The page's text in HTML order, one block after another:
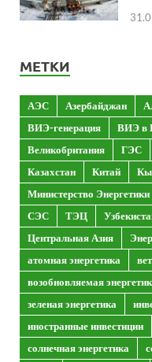
МЕТКИ
АЭС Азербайджан
ВИЭ-генерация
ВИЭ в
Великобритания
ГЭС
Казахстан
Китай
Министерство
СЭС
ТЭЦ
Центральная Азия
атомная энергетика
возобновляемая
зеленая энергетика
иностранные инвестиции
солнечная энергетика